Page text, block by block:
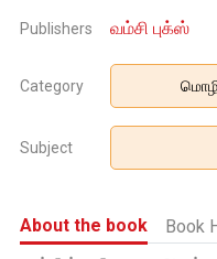
Publishers வம்சி புக்ஸ்
Category
Subject
About the book Book